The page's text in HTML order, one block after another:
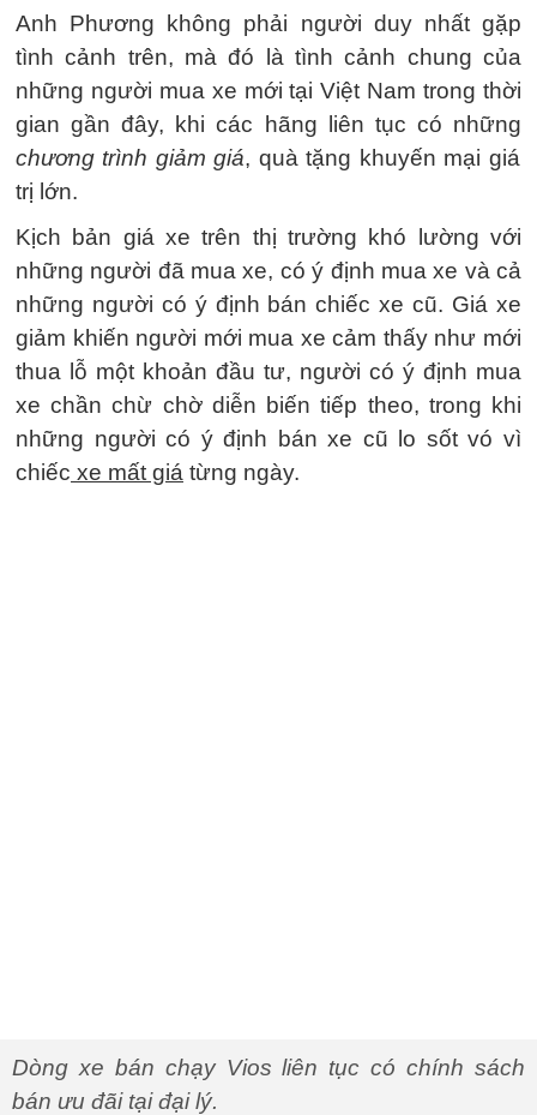
Anh Phương không phải người duy nhất gặp
tình cảnh trên, mà đó là tình cảnh chung của
những người mua xe mới tại Việt Nam trong thời
gian gần đây, khi các hãng liên tục có những
chương trình giảm giá, quà tặng khuyến mại giá
trị lớn.
Kịch bản giá xe trên thị trường khó lường với
những người đã mua xe, có ý định mua xe và cả
những người có ý định bán chiếc xe cũ. Giá xe
giảm khiến người mới mua xe cảm thấy như mới
thua lỗ một khoản đầu tư, người có ý định mua
xe chần chừ chờ diễn biến tiếp theo, trong khi
những người có ý định bán xe cũ lo sốt vó vì
chiếc xe mất giá từng ngày.
Dòng xe bán chạy Vios liên tục có chính sách
bán ưu đãi tại đại lý.